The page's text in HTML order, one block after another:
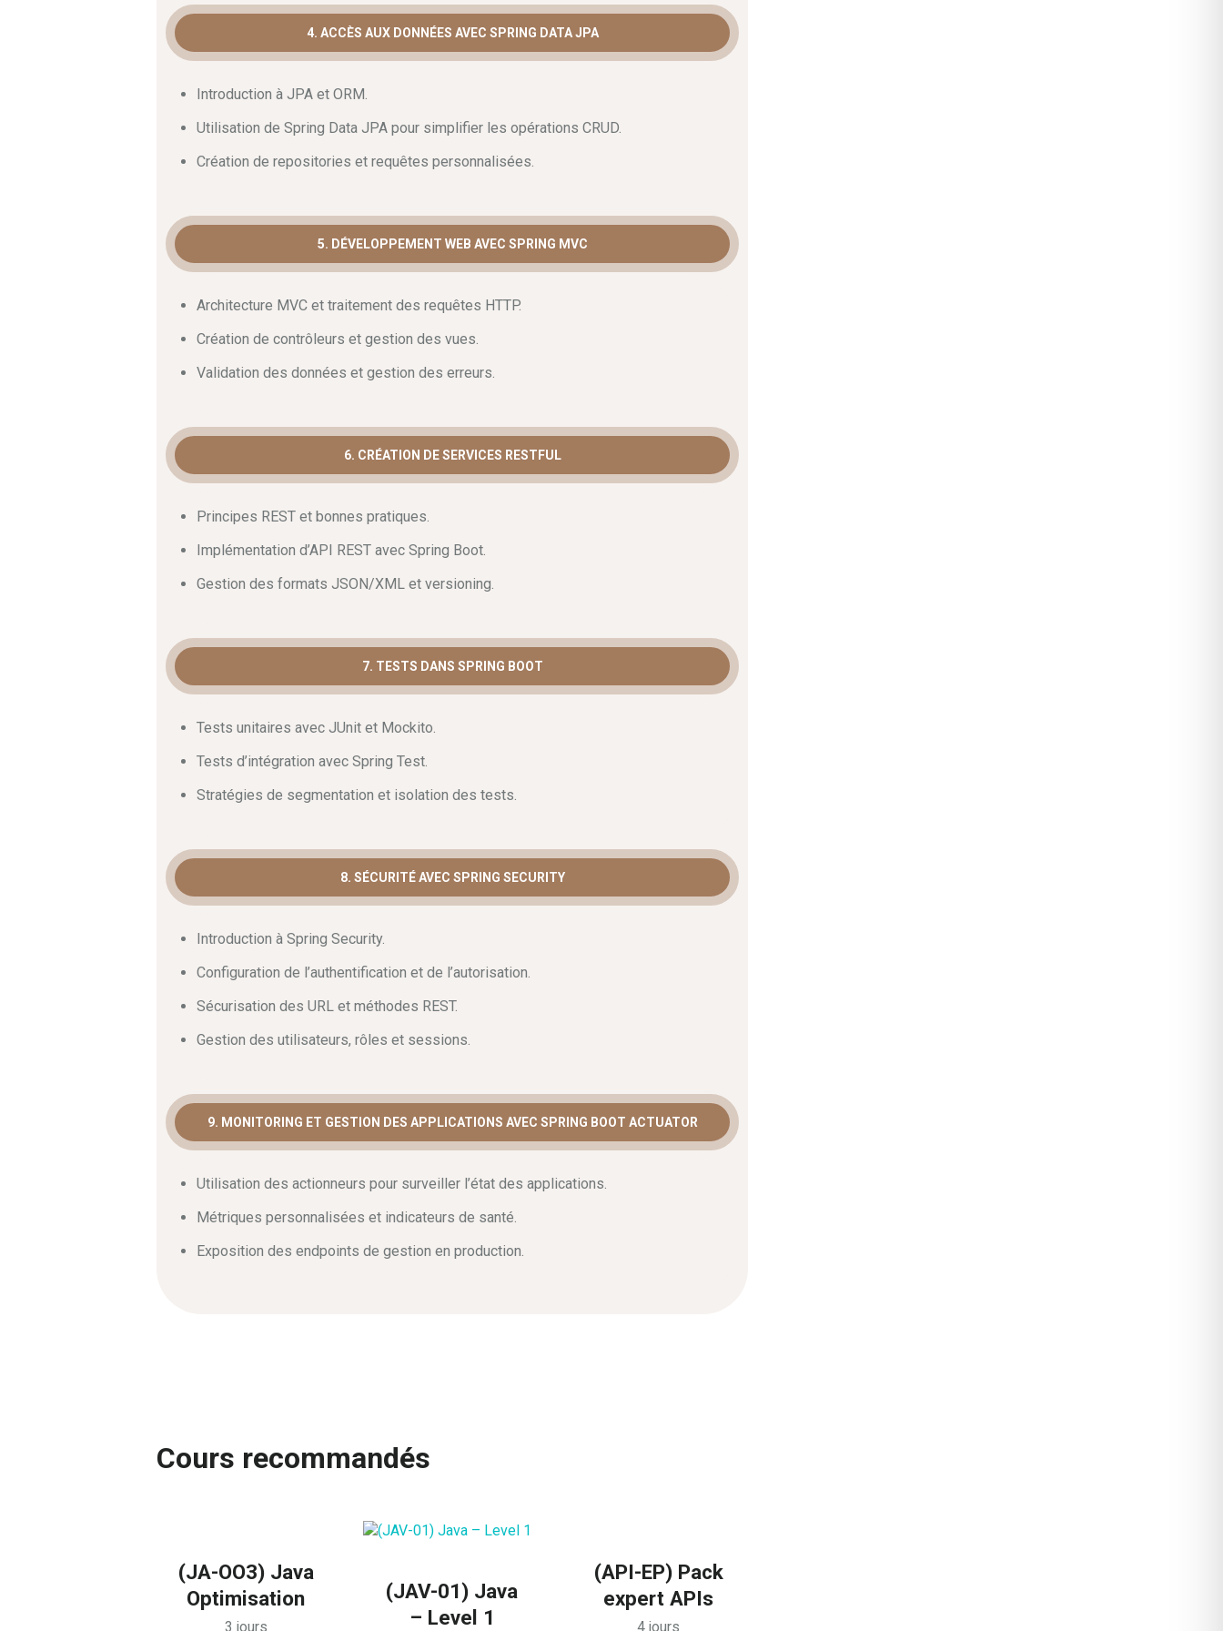
vous pourrez appliquer immédiatement ces nouvelles compétences dès la fin du cursus.
4. ACCÈS AUX DONNÉES AVEC SPRING DATA JPA
Introduction à JPA et ORM.
Utilisation de Spring Data JPA pour simplifier les opérations CRUD.
Création de repositories et requêtes personnalisées.
5. DÉVELOPPEMENT WEB AVEC SPRING MVC
Architecture MVC et traitement des requêtes HTTP.
Création de contrôleurs et gestion des vues.
Validation des données et gestion des erreurs.
6. CRÉATION DE SERVICES RESTFUL
Principes REST et bonnes pratiques.
Implémentation d’API REST avec Spring Boot.
Gestion des formats JSON/XML et versioning.
7. TESTS DANS SPRING BOOT
Tests unitaires avec JUnit et Mockito.
Tests d’intégration avec Spring Test.
Stratégies de segmentation et isolation des tests.
8. SÉCURITÉ AVEC SPRING SECURITY
Introduction à Spring Security.
Configuration de l’authentification et de l’autorisation.
Sécurisation des URL et méthodes REST.
Gestion des utilisateurs, rôles et sessions.
9. MONITORING ET GESTION DES APPLICATIONS AVEC SPRING BOOT ACTUATOR
Utilisation des actionneurs pour surveiller l’état des applications.
Métriques personnalisées et indicateurs de santé.
Exposition des endpoints de gestion en production.
Cours recommandés
(JA-OO3) Java
Optimisation
3 jours
(JAV-01) Java
– Level 1
(API-EP) Pack
expert APIs
4 jours